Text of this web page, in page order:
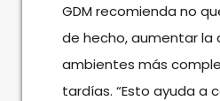
GDM recomienda no
de hecho, aumentar la
ambientes más
tardías. “Esto ayuda a